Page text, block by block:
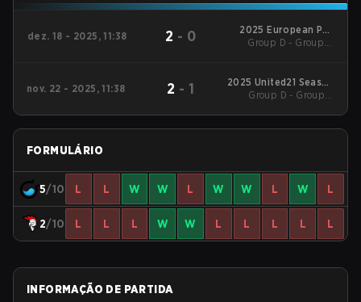
dez. 18 - 2025, 11:38 2 - 0
2025 European Pro
League Regular
Group D - Group D
nov. 22 - 2025, 11:38 2 - 1
2025 United21 Season
41
Group D - Group D
FORMULÁRIO
5/10 L L W W L W W L W L
2/10 L L L W W L L L L L
INFORMAÇÃO DE PARTIDA